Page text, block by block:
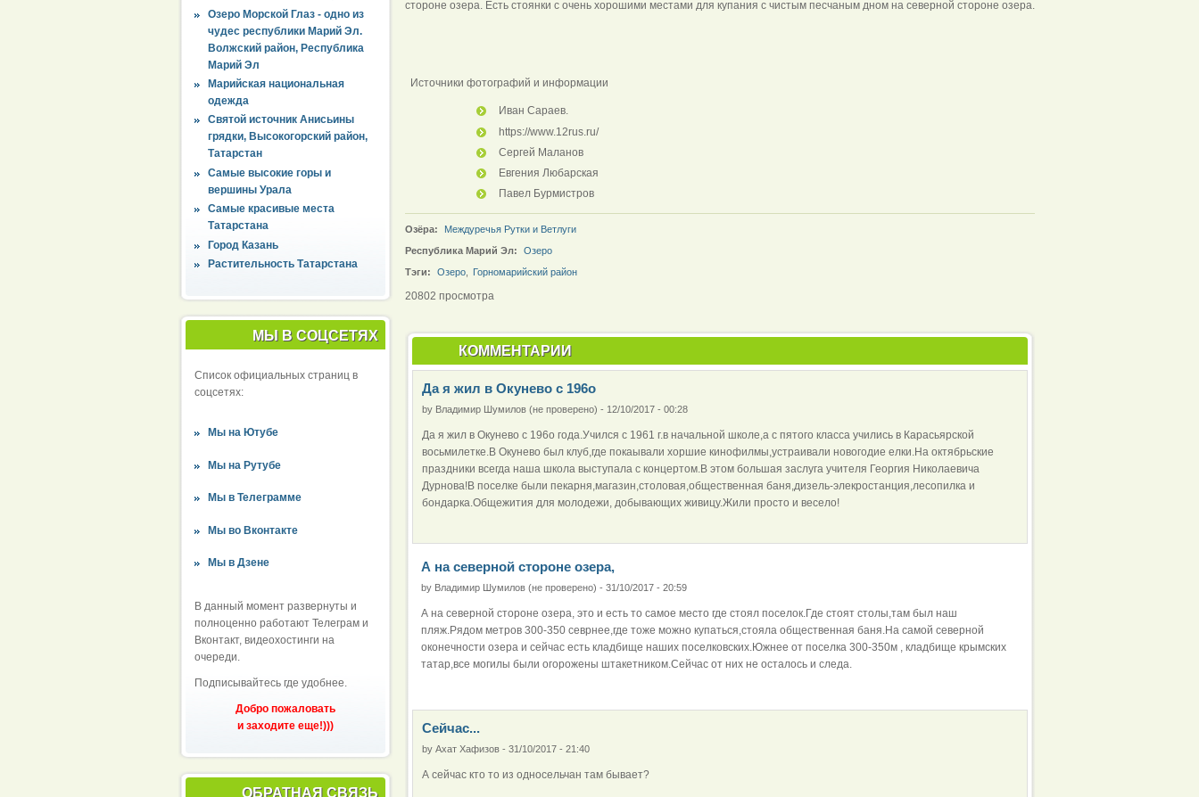
Озеро Морской Глаз - одно из
чудес республики Марий Эл.
Волжский район, Республика
Марий Эл
Марийская национальная
одежда
Святой источник Анисьины
грядки, Высокогорский район,
Татарстан
Самые высокие горы и
вершины Урала
Самые красивые места
Татарстана
Город Казань
Растительность Татарстана
МЫ В СОЦСЕТЯХ
Список официальных страниц в
соцсетях:
Мы на Ютубе
Мы на Рутубе
Мы в Телеграмме
Мы во Вконтакте
Мы в Дзене
В данный момент развернуты и
полноценно работают Телеграм и
Вконтакт, видеохостинги на
очереди.
Подписывайтесь где удобнее.
Добро пожаловать
и заходите еще!)))
ОБРАТНАЯ СВЯЗЬ
стороне озера. Есть стоянки с очень хорошими местами для купания с чистым песчаным дном на северной стороне озера.
Источники фотографий и информации
Иван Сараев.
https://www.12rus.ru/
Сергей Маланов
Евгения Любарская
Павел Бурмистров
Озёра:
Междуречья Рутки и Ветлуги
Республика Марий Эл:
Озеро
Тэги:
Озеро, Горномарийский район
20802 просмотра
КОММЕНТАРИИ
Да я жил в Окунево с 196о
by Владимир Шумилов (не проверено) - 12/10/2017 - 00:28
Да я жил в Окунево с 196о года.Учился с 1961 г.в начальной школе,а с пятого класса учились в Карасьярской
восьмилетке.В Окунево был клуб,где покаывали хоршие кинофилмы,устраивали новогодие елки.На октябрьские
праздники всегда наша школа выступала с концертом.В этом большая заслуга учителя Георгия Николаевича
Дурнова!В поселке были пекарня,магазин,столовая,общественная баня,дизель-элекростанция,лесопилка и
бондарка.Общежития для молодежи, добывающих живицу.Жили просто и весело!
А на северной стороне озера,
by Владимир Шумилов (не проверено) - 31/10/2017 - 20:59
А на северной стороне озера, это и есть то самое место где стоял поселок.Где стоят столы,там был наш
пляж.Рядом метров 300-350 севрнее,где тоже можно купаться,стояла общественная баня.На самой северной
оконечности озера и сейчас есть кладбище наших поселковских.Южнее от поселка 300-350м , кладбище крымских
татар,все могилы были огорожены штакетником.Сейчас от них не осталось и следа.
Сейчас...
by Ахат Хафизов- 31/10/2017 - 21:40
А сейчас кто то из односельчан там бывает?